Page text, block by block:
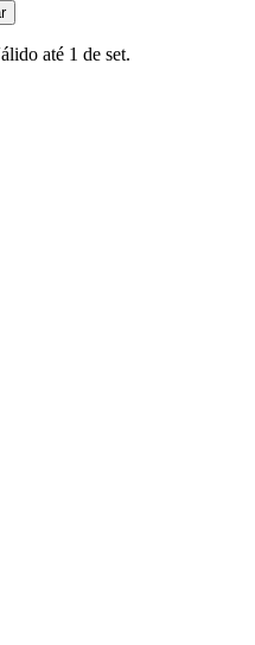
até 1 de set.